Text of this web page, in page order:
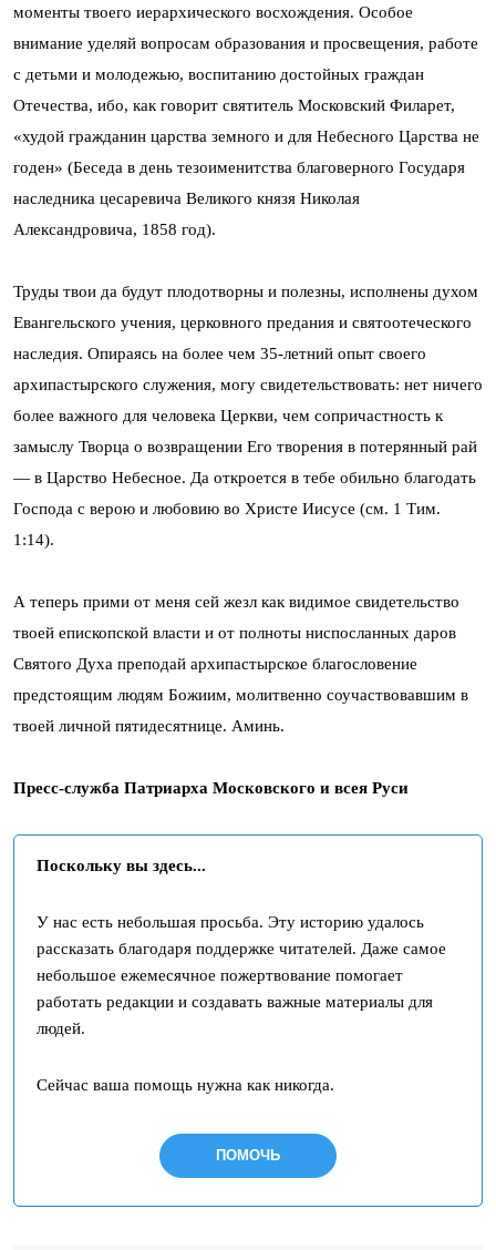
моменты твоего иерархического восхождения. Особое
внимание уделяй вопросам образования и просвещения, работе
с детьми и молодежью, воспитанию достойных граждан
Отечества, ибо, как говорит святитель Московский Филарет,
«худой гражданин царства земного и для Небесного Царства не
годен» (Беседа в день тезоименитства благоверного Государя
наследника цесаревича Великого князя Николая
Александровича, 1858 год).
Труды твои да будут плодотворны и полезны, исполнены духом
Евангельского учения, церковного предания и святоотеческого
наследия. Опираясь на более чем 35-летний опыт своего
архипастырского служения, могу свидетельствовать: нет ничего
более важного для человека Церкви, чем сопричастность к
замыслу Творца о возвращении Его творения в потерянный рай
— в Царство Небесное. Да откроется в тебе обильно благодать
Господа с верою и любовию во Христе Иисусе (см. 1 Тим.
1:14).
А теперь прими от меня сей жезл как видимое свидетельство
твоей епископской власти и от полноты ниспосланных даров
Святого Духа преподай архипастырское благословение
предстоящим людям Божиим, молитвенно соучаствовавшим в
твоей личной пятидесятнице. Аминь.
Пресс-служба Патриарха Московского и всея Руси
Поскольку вы здесь...
У нас есть небольшая просьба. Эту историю удалось
рассказать благодаря поддержке читателей. Даже самое
небольшое ежемесячное пожертвование помогает
работать редакции и создавать важные материалы для
людей.
Сейчас ваша помощь нужна как никогда.
ПОМОЧЬ